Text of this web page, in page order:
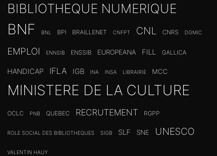
BIBLIOTHEQUE NUMERIQUE
BNF BNL BPI BRAILLENET CNFPT CNL CNRS DGMIC
EMPLOI ENNSIB ENSSIB EUROPEANA FILL GALLICA
HANDICAP IFLA IGB INA INSA LIBRAIRIE MCC
MINISTERE DE LA CULTURE
OCLC PNB QUEBEC RECRUTEMENT RGPP
ROLE SOCIAL DES BIBLIOTHEQUES SIGB SLF SNE UNESCO
VALENTIN HAUY